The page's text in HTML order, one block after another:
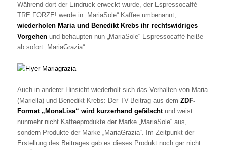
Während dort der Eindruck erweckt wurde, der Espressocaffé
TRE FORZE! werde in „MariaSole“ Kaffee umbenannt,
wiederholen Maria und Benedikt Krebs ihr rechtswidriges
Vorgehenund behaupten nun „MariaSole“ Espressocaffé heiße
ab sofort „MariaGrazia“.
Auch in anderer Hinsicht wiederholt sich das Verhalten von Maria
(Mariella) und Benedikt Krebs: Der TV-Beitrag aus dem ZDF-
Format „MonaLisa“ wird kurzerhand gefälschtund weist
nunmehr nicht Kaffeeprodukte der Marke „MariaSole“ aus,
sondern Produkte der Marke „MariaGrazia“. Im Zeitpunkt der
Erstellung des Beitrages gab es dieses Produkt noch gar nicht.